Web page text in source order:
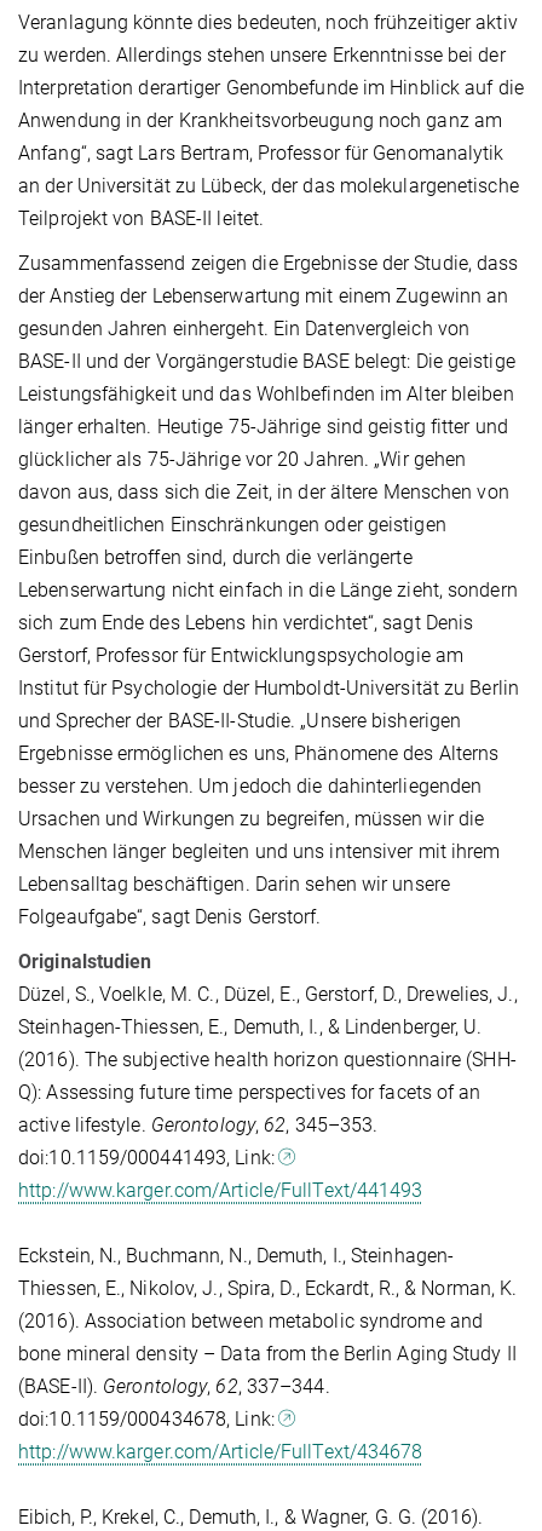
Veranlagung könnte dies bedeuten, noch frühzeitiger aktiv
zu werden. Allerdings stehen unsere Erkenntnisse bei der
Interpretation derartiger Genombefunde im Hinblick auf die
Anwendung in der Krankheitsvorbeugung noch ganz am
Anfang“, sagt Lars Bertram, Professor für Genomanalytik
an der Universität zu Lübeck, der das molekulargenetische
Teilprojekt von BASE-II leitet.
Zusammenfassend zeigen die Ergebnisse der Studie, dass
der Anstieg der Lebenserwartung mit einem Zugewinn an
gesunden Jahren einhergeht. Ein Datenvergleich von
BASE-II und der Vorgängerstudie BASE belegt: Die geistige
Leistungsfähigkeit und das Wohlbefinden im Alter bleiben
länger erhalten. Heutige 75-Jährige sind geistig fitter und
glücklicher als 75-Jährige vor 20 Jahren. „Wir gehen
davon aus, dass sich die Zeit, in der ältere Menschen von
gesundheitlichen Einschränkungen oder geistigen
Einbußen betroffen sind, durch die verlängerte
Lebenserwartung nicht einfach in die Länge zieht, sondern
sich zum Ende des Lebens hin verdichtet“, sagt Denis
Gerstorf, Professor für Entwicklungspsychologie am
Institut für Psychologie der Humboldt-Universität zu Berlin
und Sprecher der BASE-II-Studie. „Unsere bisherigen
Ergebnisse ermöglichen es uns, Phänomene des Alterns
besser zu verstehen. Um jedoch die dahinterliegenden
Ursachen und Wirkungen zu begreifen, müssen wir die
Menschen länger begleiten und uns intensiver mit ihrem
Lebensalltag beschäftigen. Darin sehen wir unsere
Folgeaufgabe“, sagt Denis Gerstorf.
Originalstudien
Düzel, S., Voelkle, M. C., Düzel, E., Gerstorf, D., Drewelies, J.,
Steinhagen-Thiessen, E., Demuth, I., & Lindenberger, U.
(2016). The subjective health horizon questionnaire (SHH-
Q): Assessing future time perspectives for facets of an
active lifestyle. Gerontology, 62, 345–353.
doi:10.1159/000441493, Link:
http://www.karger.com/Article/FullText/441493
Eckstein, N., Buchmann, N., Demuth, I., Steinhagen-
Thiessen, E., Nikolov, J., Spira, D., Eckardt, R., & Norman, K.
(2016). Association between metabolic syndrome and
bone mineral density – Data from the Berlin Aging Study II
(BASE-II). Gerontology, 62, 337–344.
doi:10.1159/000434678, Link:
http://www.karger.com/Article/FullText/434678
Eibich, P., Krekel, C., Demuth, I., & Wagner, G. G. (2016).